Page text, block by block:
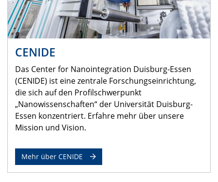
CENIDE
Das Center for Nanointegration Duisburg-Essen
(CENIDE) ist eine zentrale Forschungseinrichtung,
die sich auf den Profilschwerpunkt
„Nanowissenschaften“ der Universität Duisburg-
Essen konzentriert. Erfahre mehr über unsere
Mission und Vision.
Mehr über CENIDE